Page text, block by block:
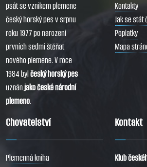
psát se vznikem plemene
český horský pes v srpnu
roku 1977 po narození
prvních sedmi štěňat
nového plemene. V roce
1984 bylčeský horský pes
uznánjako české národní
plemeno.
Kontakty
Jak se stát
Poplatky
Mapa
Chovatelství
Plemenná kniha
Kontakt
Klub